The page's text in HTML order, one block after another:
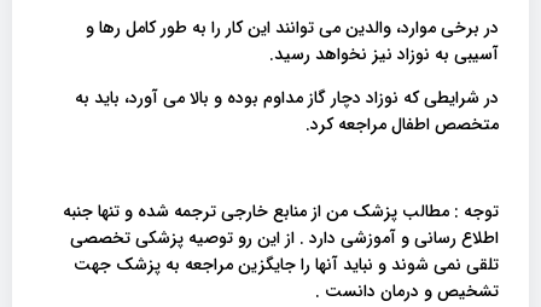
در برخی موارد، والدین می توانند این کار را به طور کامل رها و
آسیبی به نوزاد نیز نخواهد رسید.
در شرایطی که نوزاد دچار گاز مداوم بوده و بالا می آورد، باید به
متخصص اطفال مراجعه کرد.
توجه : مطالب پزشک من از منابع خارجی ترجمه شده و تنها جنبه
اطلاع رسانی و آموزشی دارد . از این رو توصیه پزشکی تخصصی
تلقی نمی شوند و نباید آنها را جایگزین مراجعه به پزشک جهت
تشخیص و درمان دانست .